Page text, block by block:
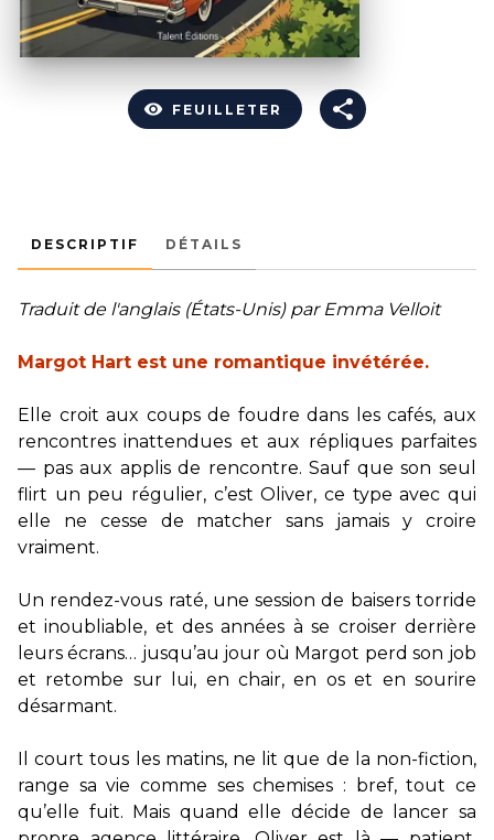
visibility FEUILLETER
DESCRIPTIF DÉTAILS
Traduit de l'anglais (États-Unis) par Emma Velloit
Margot Hart est une romantique invétérée.
Elle croit aux coups de foudre dans les cafés, aux
rencontres inattendues et aux répliques parfaites
— pas aux applis de rencontre. Sauf que son seul
flirt un peu régulier, c’est Oliver, ce type avec qui
elle ne cesse de matcher sans jamais y croire
vraiment.
Un rendez-vous raté, une session de baisers torride
et inoubliable, et des années à se croiser derrière
leurs écrans… jusqu’au jour où Margot perd son job
et retombe sur lui, en chair, en os et en sourire
désarmant.
Il court tous les matins, ne lit que de la non-fiction,
range sa vie comme ses chemises : bref, tout ce
qu’elle fuit. Mais quand elle décide de lancer sa